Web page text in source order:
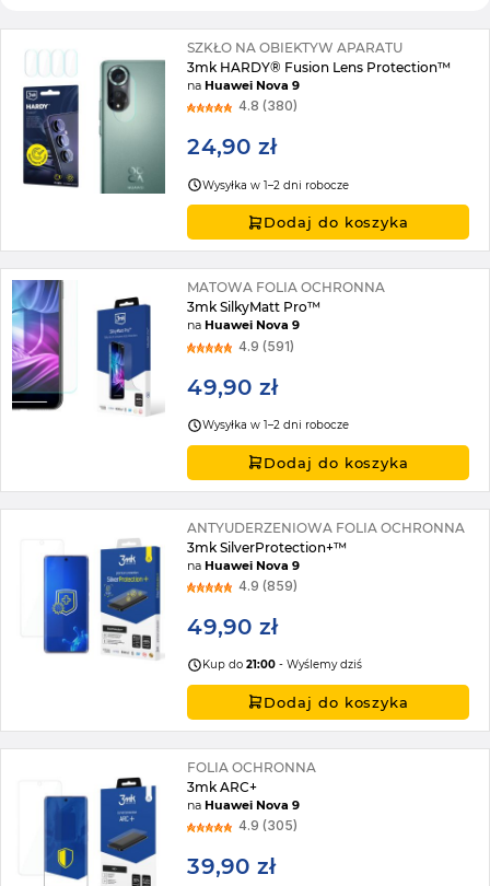
SZKŁO NA OBIEKTYW APARATU
3mk HARDY® Fusion Lens Protection™
naHuawei Nova 9
4.8 (380)
24,90 zł
Wysyłka w 1–2 dni robocze
Dodaj do koszyka
MATOWA FOLIA OCHRONNA
3mk SilkyMatt Pro™
naHuawei Nova 9
4.9 (591)
49,90 zł
Wysyłka w 1–2 dni robocze
Dodaj do koszyka
ANTYUDERZENIOWA FOLIA OCHRONNA
3mk SilverProtection+™
naHuawei Nova 9
4.9 (859)
49,90 zł
Kup do21:00 - Wyślemy dziś
Dodaj do koszyka
FOLIA OCHRONNA
3mk ARC+
naHuawei Nova 9
4.9 (305)
39,90 zł